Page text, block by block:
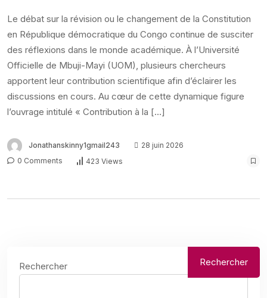
Le débat sur la révision ou le changement de la Constitution
en République démocratique du Congo continue de susciter
des réflexions dans le monde académique. À l’Université
Officielle de Mbuji-Mayi (UOM), plusieurs chercheurs
apportent leur contribution scientifique afin d’éclairer les
discussions en cours. Au cœur de cette dynamique figure
l’ouvrage intitulé « Contribution à la […]
Jonathanskinny1gmail243
28 juin 2026
0 Comments
423 Views
Rechercher Rechercher